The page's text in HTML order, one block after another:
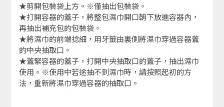
★剪開包裝袋上方。※僅抽出包裝袋。
★打開容器的蓋子，將整包濕巾開口朝下放進容器內，
再抽出補充包的包裝袋。
★將濕巾的前端捻細，用牙籤由裏側將濕巾穿過容器蓋
的中央抽取口。
★蓋緊容器的蓋子，打開中央抽取口的蓋子，抽出濕巾
使用。※使用中若途抽不到濕巾時，請按照起初的方
法，重新將濕巾穿過容器的抽取口。